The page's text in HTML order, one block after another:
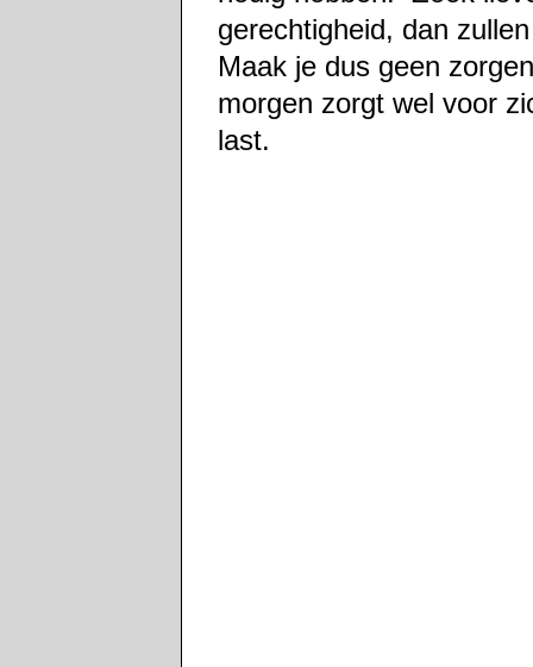
gerechtigheid, dan
Maak je dus geen
morgen zorgt wel voor
last.